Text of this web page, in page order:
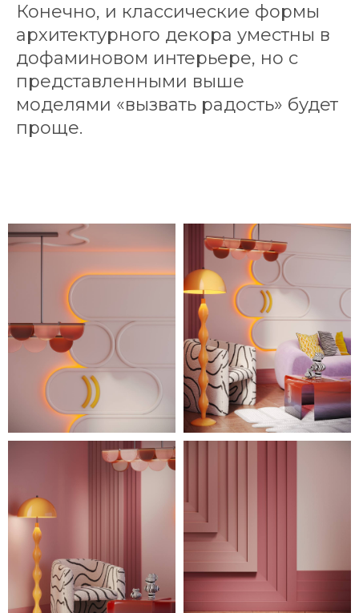
Конечно, и классические формы
архитектурного декора уместны в
дофаминовом интерьере, но с
представленными выше
моделями «вызвать радость» будет
проще.